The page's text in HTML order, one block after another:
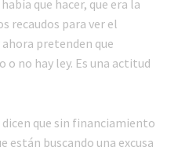
que hacer, que era la
recaudos para ver el
pretenden que
o no hay ley. Es una actitud
que sin financiamiento
están buscando una excusa